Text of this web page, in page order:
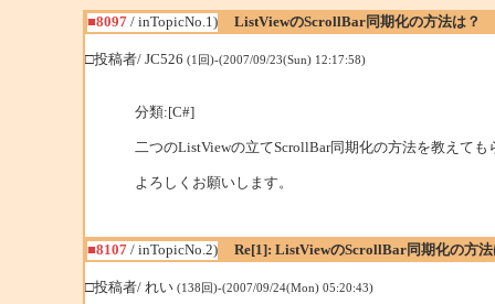
■8097/ inTopicNo.1)
ListViewのScrollBar同期化の方法は？
□投稿者/ JC526 (1回)-(2007/09/23(Sun) 12:17:58)
分類:[C#]
二つのListViewの立てScrollBar同期化の方法を教えても
よろしくお願いします。
■8107/ inTopicNo.2)
Re[1]: ListViewのScrollBar同期化の方法
□投稿者/ れい (138回)-(2007/09/24(Mon) 05:20:43)